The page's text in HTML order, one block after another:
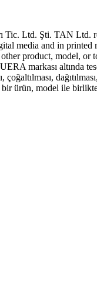
Ltd. Şti. TAN Ltd.
media and in
product, model, or
markası altında
ürün, model ile